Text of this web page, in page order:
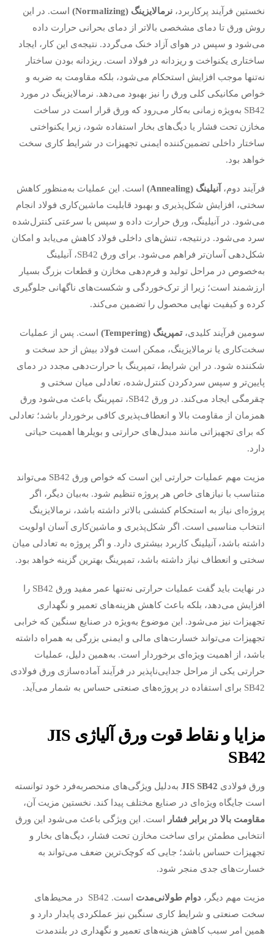
نخستین فرآیند پرکاربرد، نرمالایزینگ (Normalizing)
است. در این
روش ورق تا دمای مشخصی بالاتر از دمای بحرانی حرارت داده
می‌شود و سپس در هوای آزاد خنک می‌گردد. نتیجه‌ی این کار، ایجاد
ساختاری یکنواخت و ریزدانه در فولاد است. ریزدانه بودن ساختار
نه‌تنها موجب افزایش استحکام می‌شود، بلکه مقاومت به ضربه و
خواص مکانیکی کلی ورق را نیز بهبود می‌دهد. نرمالایزینگ در مورد
SB42 به‌ویژه زمانی به‌کار می‌رود که ورق قرار است در ساخت
مخازن تحت فشار یا دیگ‌های بخار استفاده شود، زیرا یکنواختی
ساختار داخلی تضمین‌کننده ایمنی تجهیزات در شرایط کاری سخت
خواهد بود.
فرآیند دوم، آنیلینگ (Annealing)
است. این عملیات به‌منظور کاهش
سختی، افزایش شکل‌پذیری و بهبود قابلیت ماشین‌کاری فولاد انجام
می‌شود. در آنیلینگ، ورق حرارت داده و سپس با سرعتی کنترل‌شده
سرد می‌شود. درنتیجه، تنش‌های داخلی فولاد کاهش می‌یابد و امکان
شکل‌دهی آسان‌تر فراهم می‌شود. برای ورق SB42، آنیلینگ
به‌خصوص در مراحل تولید و فرم‌دهی مخازن و قطعات بزرگ بسیار
ارزشمند است؛ زیرا از ترک‌خوردگی و شکست‌های ناگهانی جلوگیری
کرده و کیفیت نهایی محصول را تضمین می‌کند.
سومین فرآیند کلیدی،تمپرینگ (Tempering)
است. پس از عملیات
سخت‌کاری یا نرمالایزینگ، ممکن است فولاد بیش از حد سخت و
شکننده شود. در این شرایط، تمپرینگ با حرارت‌دهی مجدد در دمای
پایین‌تر و سپس سردکردن کنترل‌شده، تعادلی میان سختی و
چقرمگی ایجاد می‌کند. در ورق SB42، تمپرینگ باعث می‌شود ورق
همزمان از مقاومت بالا و انعطاف‌پذیری کافی برخوردار باشد؛ تعادلی
که برای تجهیزاتی مانند مبدل‌های حرارتی و بویلرها اهمیت حیاتی
دارد.
مزیت مهم عملیات حرارتی این است که خواص ورق SB42 می‌تواند
متناسب با نیازهای خاص هر پروژه تنظیم شود. به‌بیان دیگر، اگر
پروژه‌ای نیاز به استحکام کششی بالاتر داشته باشد، نرمالایزینگ
انتخاب مناسبی است. اگر شکل‌پذیری و ماشین‌کاری آسان اولویت
داشته باشد، آنیلینگ کاربرد بیشتری دارد. و اگر پروژه به تعادلی میان
سختی و انعطاف نیاز داشته باشد، تمپرینگ بهترین گزینه خواهد بود.
در نهایت باید گفت عملیات حرارتی نه‌تنها عمر مفید ورق SB42 را
افزایش می‌دهد، بلکه باعث کاهش هزینه‌های تعمیر و نگهداری
تجهیزات نیز می‌شود. این موضوع به‌ویژه در صنایع سنگین که خرابی
تجهیزات می‌تواند خسارت‌های مالی و ایمنی بزرگی به همراه داشته
باشد، از اهمیت ویژه‌ای برخوردار است. به‌همین دلیل، عملیات
حرارتی یکی از مراحل جدایی‌ناپذیر در فرآیند آماده‌سازی ورق فولادی
SB42 برای استفاده در پروژه‌های صنعتی حساس به شمار می‌آید.
مزایا و نقاط قوت ورق آلیاژی JIS
SB42
ورق فولادی JIS SB42 به‌دلیل ویژگی‌های منحصربه‌فرد خود توانسته
است جایگاه ویژه‌ای در صنایع مختلف پیدا کند. نخستین مزیت آن،
مقاومت بالا در برابر فشار
است. این ویژگی باعث می‌شود این ورق
انتخابی مطمئن برای ساخت مخازن تحت فشار، دیگ‌های بخار و
تجهیزات حساس باشد؛ جایی که کوچک‌ترین ضعف می‌تواند به
خسارت‌های جدی منجر شود.
مزیت مهم دیگر، دوام طولانی‌مدت
است. SB42 در محیط‌های
سخت صنعتی و شرایط کاری سنگین نیز عملکردی پایدار دارد و
همین امر سبب کاهش هزینه‌های تعمیر و نگهداری در بلندمدت